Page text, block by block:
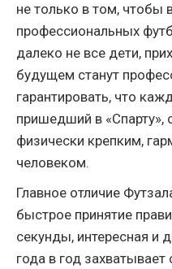
не только в том, чтобы
профессиональных
далеко не все дети,
будущем станут
гарантировать, что
пришедший в «Спарту»,
физически крепким,
человеком.
Главное отличие
быстрое принятие
секунды, интересная и
года в год